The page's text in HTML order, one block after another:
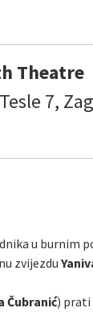
Theatre
7,
u
zvijezdu
Čubranić) prati